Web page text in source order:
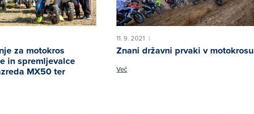
za motokros
in spremljevalce
MX50 ter
11. 9. 2021 |
Znani državni prvaki v motokrosu
Več